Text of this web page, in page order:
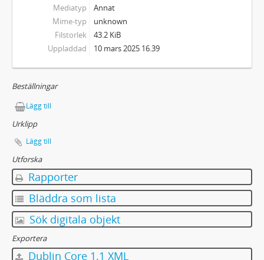
Mediatyp
Annat
Mime-typ
unknown
Filstorlek
43.2 KiB
Uppladdad
10 mars 2025 16.39
Beställningar
Lägg till
Urklipp
Lägg till
Utforska
Rapporter
Bläddra som lista
Sök digitala objekt
Exportera
Dublin Core 1.1 XML